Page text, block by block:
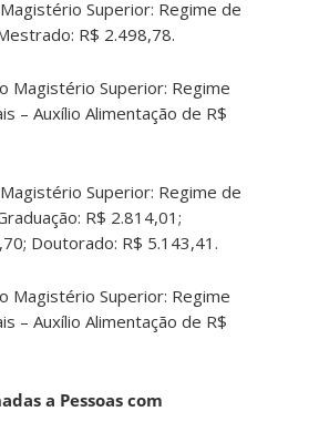
Superior: Regime de
R$ 2.498,78.
Magistério Superior: Regime
– Auxílio Alimentação de R$
Superior: Regime de
R$ 2.814,01;
Doutorado: R$ 5.143,41.
Magistério Superior: Regime
– Auxílio Alimentação de R$
a Pessoas com